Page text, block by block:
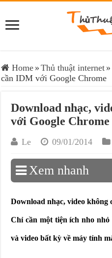
Home » Thủ thuật internet »
cần IDM với Google Chrome
Download nhạc,
với Google Chrome
Le 09/01/2014
Xem nhanh
Download nhạc, video
Chỉ cần một tiện ích nho
và video bất kỳ về máy tính